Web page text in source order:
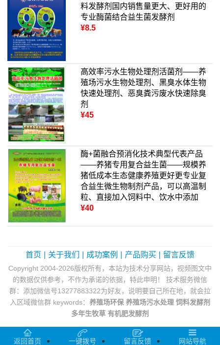
料发酵剂国内销售量更大、更好用的
专业酶菌结合益生菌发酵剂
¥8.5
高效率污水生物处理剂活菌剂——养
殖场污水生物处理剂、黑臭水体生物
快速处理剂、恶臭粪污废水快速除臭
剂
¥45
酶+菌融合预消化技术典型代表产品
——养猪专用复合益生菌——规模养
猪低成本生态健康养殖更好更专业复
合益生微生物制剂产品，可以高温制
粒、直接加入饲料中、饮水中添加
¥40
首页 关于我们 成功案例 产品购买 留言反馈
Copyright 2004-2026版权所有，本站为技术分享网站，视频图文中
的数据仅供参考，不作为承诺的依据，特此申明！ 技术服务微信
群：添加微信号13277883322为好友，说明要自己所在地，就会拉
入区域微信群 keywords： 养殖场环保 养殖场污水处理 饲料发酵剂
多年生牧草 有机肥发酵剂
返回首页 一键拨号 留言反馈 网站导航